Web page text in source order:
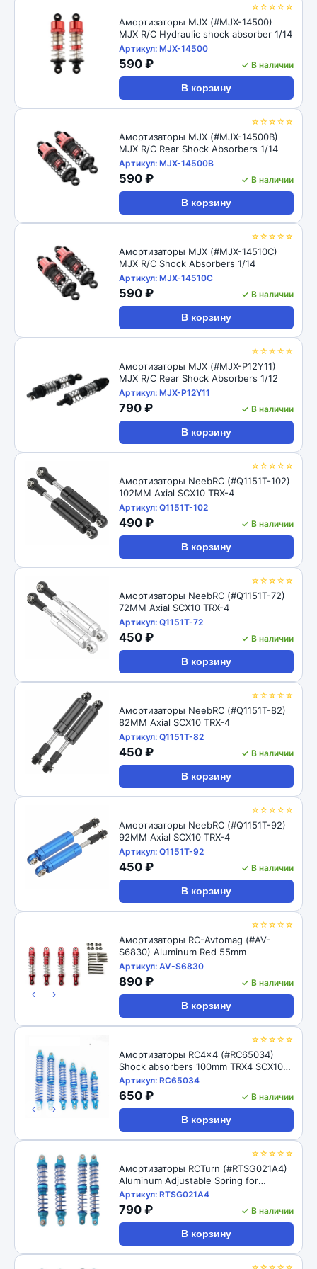
☆☆☆☆☆
Амортизаторы MJX (#MJX-14500)
MJX R/C Hydraulic shock absorber 1/14
Артикул: MJX-14500
590 ₽ ✓ В наличии
В корзину
☆☆☆☆☆
Амортизаторы MJX (#MJX-14500B)
MJX R/C Rear Shock Absorbers 1/14
Артикул: MJX-14500B
590 ₽ ✓ В наличии
В корзину
☆☆☆☆☆
Амортизаторы MJX (#MJX-14510C)
MJX R/C Shock Absorbers 1/14
Артикул: MJX-14510C
590 ₽ ✓ В наличии
В корзину
☆☆☆☆☆
Амортизаторы MJX (#MJX-P12Y11)
MJX R/C Rear Shock Absorbers 1/12
Артикул: MJX-P12Y11
790 ₽ ✓ В наличии
В корзину
☆☆☆☆☆
Амортизаторы NeebRC (#Q1151T-102)
102MM Axial SCX10 TRX-4
Артикул: Q1151T-102
490 ₽ ✓ В наличии
В корзину
☆☆☆☆☆
Амортизаторы NeebRC (#Q1151T-72)
72MM Axial SCX10 TRX-4
Артикул: Q1151T-72
450 ₽ ✓ В наличии
В корзину
☆☆☆☆☆
Амортизаторы NeebRC (#Q1151T-82)
82MM Axial SCX10 TRX-4
Артикул: Q1151T-82
450 ₽ ✓ В наличии
В корзину
☆☆☆☆☆
Амортизаторы NeebRC (#Q1151T-92)
92MM Axial SCX10 TRX-4
Артикул: Q1151T-92
450 ₽ ✓ В наличии
В корзину
☆☆☆☆☆
‹ ›
Амортизаторы RC-Avtomag (#AV-
S6830) Aluminum Red 55mm
Артикул: AV-S6830
890 ₽ ✓ В наличии
В корзину
☆☆☆☆☆
‹ ›
Амортизаторы RC4x4 (#RC65034)
Shock absorbers 100mm TRX4 SCX10
D90 1/10
Артикул: RC65034
650 ₽ ✓ В наличии
В корзину
☆☆☆☆☆
Амортизаторы RCTurn (#RTSG021A4)
Aluminum Adjustable Spring for
Crawler - Black 1pair/set(2pcs)
100x15mm
Артикул: RTSG021A4
790 ₽ ✓ В наличии
В корзину